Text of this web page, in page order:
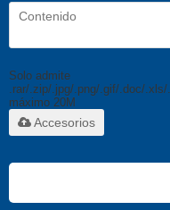
Solo admite
.rar/.zip/.jpg/.png/.gif/.doc/.xls/
máximo 20M
Accesorios